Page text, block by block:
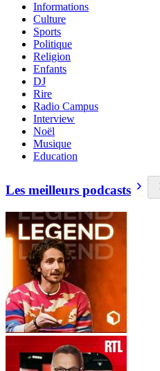
Informations
Culture
Sports
Politique
Religion
Enfants
DJ
Rire
Radio Campus
Interview
Noël
Musique
Education
Les meilleurs podcasts